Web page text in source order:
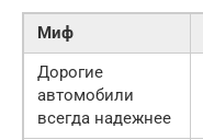
Миф
Дорогие
автомобили
всегда надежнее